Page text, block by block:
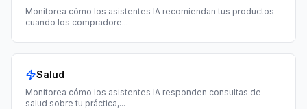
Monitorea cómo los asistentes IA recomiendan tus productos
cuando los compradore...
Salud
Monitorea cómo los asistentes IA responden consultas de
salud sobre tu práctica,...